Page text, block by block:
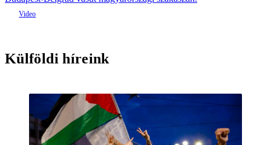
Külföldi híreink